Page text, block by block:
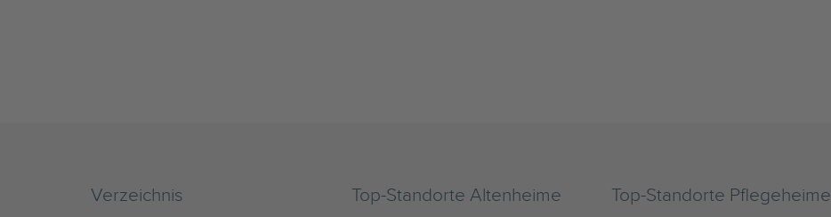
Verzeichnis Top-Standorte Altenheime Top-Standorte Pflegeheime